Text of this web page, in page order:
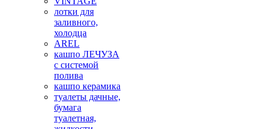
лотки для
заливного,
холодца
AREL
кашпо ЛЕЧУЗА
с системой
полива
кашпо керамика
туалеты дачные,
бумага
туалетная,